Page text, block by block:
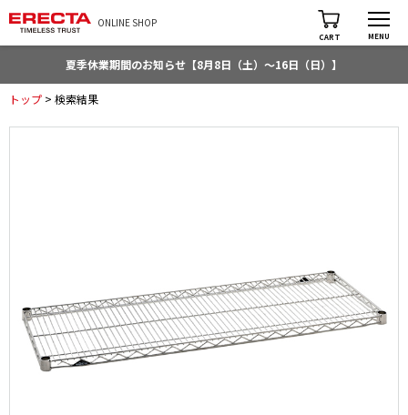
ONLINE SHOP
CART MENU
夏季休業期間のお知らせ【8月8日（土）～16日（日）】
トップ > 検索結果